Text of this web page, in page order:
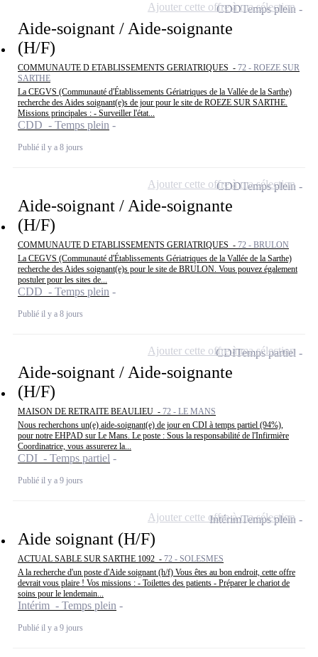
Aide-soignant / Aide-soignante
(H/F)
COMMUNAUTE D ETABLISSEMENTS GERIATRIQUES - 72 - ROEZE SUR
SARTHE
La CEGVS (Communauté d'Établissements Gériatriques de la Vallée de la Sarthe)
recherche des Aides soignant(e)s de jour pour le site de ROEZE SUR SARTHE.
Missions principales : - Surveiller l'état...
CDD - Temps plein
Publié il y a 8 jours
CDDTemps plein
Ajouter cette offre à ma sélection
Aide-soignant / Aide-soignante
(H/F)
COMMUNAUTE D ETABLISSEMENTS GERIATRIQUES - 72 - BRULON
La CEGVS (Communauté d'Établissements Gériatriques de la Vallée de la Sarthe)
recherche des Aides soignant(e)s pour le site de BRULON. Vous pouvez également
postuler pour les sites de...
CDD - Temps plein
Publié il y a 8 jours
CDDTemps plein
Ajouter cette offre à ma sélection
Aide-soignant / Aide-soignante
(H/F)
MAISON DE RETRAITE BEAULIEU - 72 - LE MANS
Nous recherchons un(e) aide-soignant(e) de jour en CDI à temps partiel (94%),
pour notre EHPAD sur Le Mans. Le poste : Sous la responsabilité de l'Infirmière
Coordinatrice, vous assurerez la...
CDI - Temps partiel
Publié il y a 9 jours
CDITemps partiel
Ajouter cette offre à ma sélection
Aide soignant (H/F)
ACTUAL SABLE SUR SARTHE 1092 - 72 - SOLESMES
A la recherche d'un poste d'Aide soignant (h/f) Vous êtes au bon endroit, cette offre
devrait vous plaire ! Vos missions : - Toilettes des patients - Préparer le chariot de
soins pour le lendemain...
Intérim - Temps plein
Publié il y a 9 jours
IntérimTemps plein
Ajouter cette offre à ma sélection